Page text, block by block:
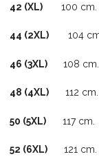
42 (XL)100
44 (2XL) 104
46 (3XL) 108
48 (4XL) 112
50 (5XL) 117
52 (6XL) 121